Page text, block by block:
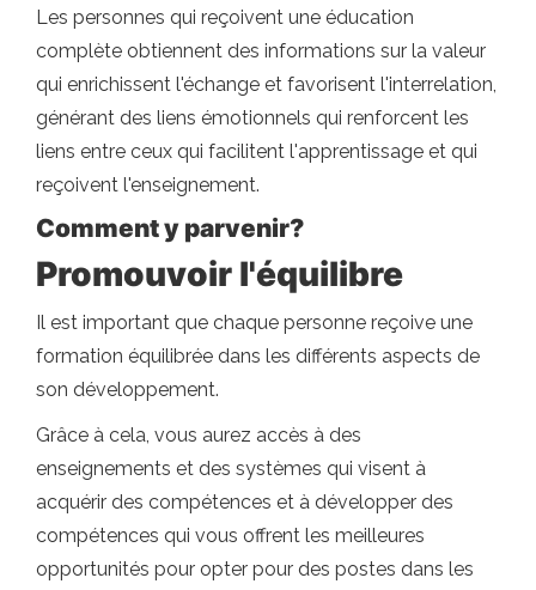
Les personnes qui reçoivent une éducation
complète obtiennent des informations sur la valeur
qui enrichissent l'échange et favorisent l'interrelation,
générant des liens émotionnels qui renforcent les
liens entre ceux qui facilitent l'apprentissage et qui
reçoivent l'enseignement.
Comment y parvenir?
Promouvoir l'équilibre
Il est important que chaque personne reçoive une
formation équilibrée dans les différents aspects de
son développement.
Grâce à cela, vous aurez accès à des
enseignements et des systèmes qui visent à
acquérir des compétences et à développer des
compétences qui vous offrent les meilleures
opportunités pour opter pour des postes dans les